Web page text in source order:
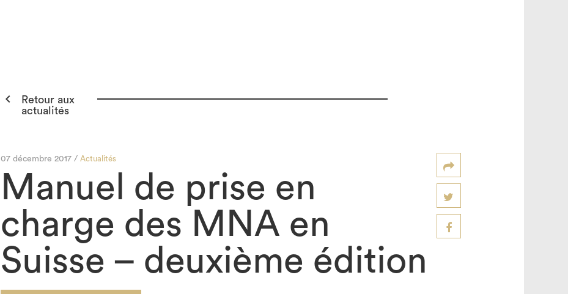

Retour aux
actualités
07 décembre 2017 / Actualités
Manuel de prise en
charge des MNA en
Suisse – deuxième édition